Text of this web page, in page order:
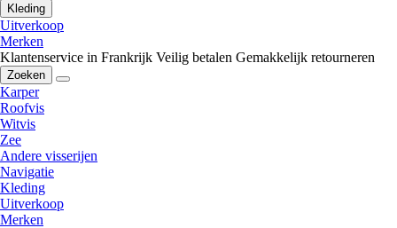
Kleding
Uitverkoop
Merken
Klantenservice in Frankrijk Veilig betalen Gemakkelijk retourneren
Zoeken
Karper
Roofvis
Witvis
Zee
Andere visserijen
Navigatie
Kleding
Uitverkoop
Merken